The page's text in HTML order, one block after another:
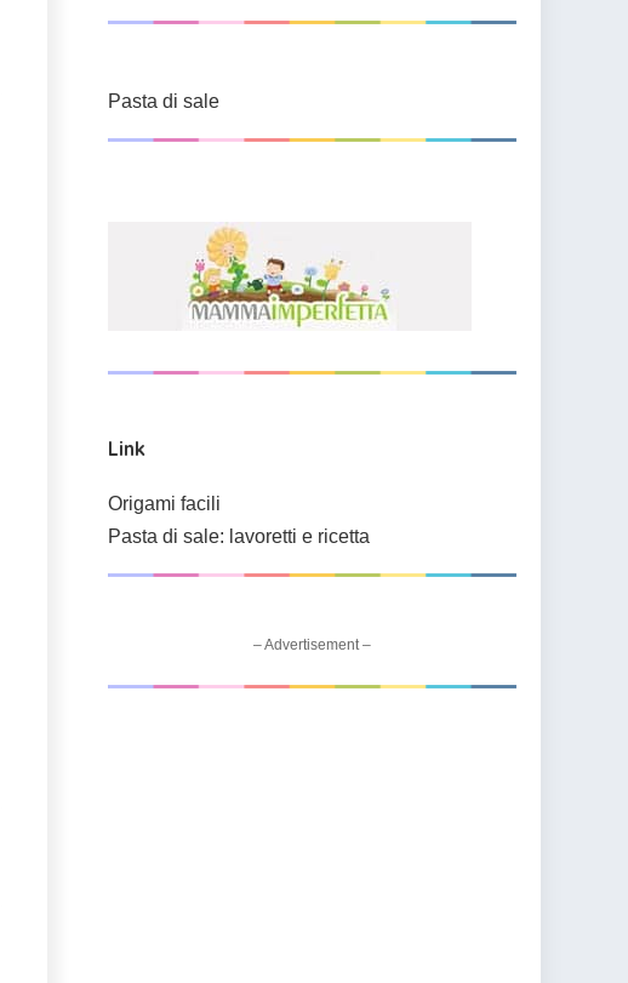
Pasta di sale
Link
Origami facili
Pasta di sale: lavoretti e ricetta
– Advertisement –